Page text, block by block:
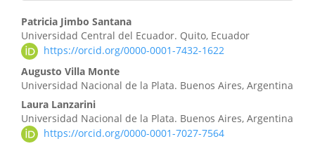
Contenido
principal
del
artículo
Patricia Jimbo Santana
Universidad Central del Ecuador. Quito, Ecuador
https://orcid.org/0000-0001-7432-1622
Augusto Villa Monte
Universidad Nacional de la Plata. Buenos Aires, Argentina
Laura Lanzarini
Universidad Nacional de la Plata. Buenos Aires, Argentina
https://orcid.org/0000-0001-7027-7564